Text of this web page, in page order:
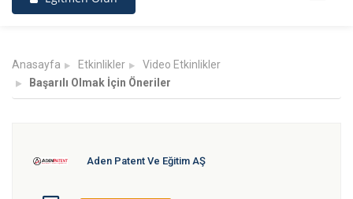
Anasayfa Etkinlikler
Video Etkinlikler
Başarılı Olmak İçin Öneriler
Aden Patent Ve Eğitim AŞ